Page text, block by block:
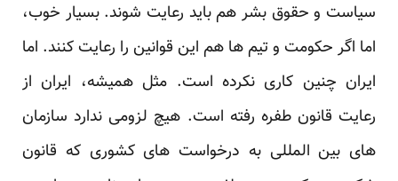
سیاست و حقوق بشر هم باید رعایت شوند. بسیار خوب،
اما اگر حکومت و تیم ها هم این قوانین را رعایت کنند. اما
ایران چنین کاری نکرده است. مثل همیشه، ایران از
رعایت قانون طفره رفته است. هیچ لزومی ندارد سازمان
های بین المللی به درخواست های کشوری که قانون